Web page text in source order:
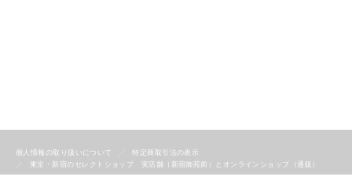
個人情報の取り扱いについて
特定商取引法の表示
東京・新宿のセレクトショップ 実店舗（新宿御苑前）とオンラインショップ（通販）